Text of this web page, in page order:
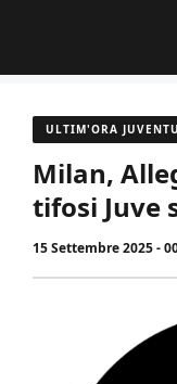
contenuto
ULTIM'ORA
Milan,
tifosi Juve
15 Settembre 2025 -